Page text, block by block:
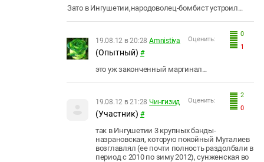
Зато в Ингушетии,народоволец-бомбист устроил...
0
1
Оценить:
19.08.12 в 20:28 Amnistiya
(Опытный) #
это уж законченный маргинал...
2
0
Оценить:
19.08.12 в 21:28 Чингизид
(Участник) #
так в Ингушетии 3 крупных банды-
назрановская, которую покойный Муталиев
возглавлял (ее почти полность раздолбали в
период с 2010 по зиму 2012), сунженская во